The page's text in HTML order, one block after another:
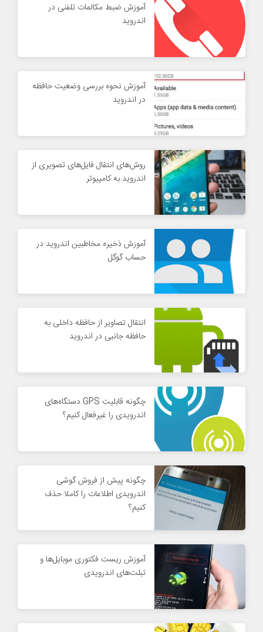
آموزش ضبط مکالمات تلفنی در
اندروید
آموزش نحوه بررسی وضعیت حافظه
در اندروید
روش‌های انتقال فایل‌های تصویری از
اندروید به کامپیوتر
آموزش ذخیره مخاطبین اندروید در
حساب گوگل
انتقال تصاویر از حافظه داخلی به
حافظه جانبی در اندروید
چگونه قابلیت GPS دستگاه‌های
اندرویدی را غیرفعال کنیم؟
چگونه پیش از فروش گوشی
اندرویدی اطلاعات را کاملا حذف
کنیم؟
آموزش ریست فکتوری موبایل‌ها و
تبلت‌های اندرویدی